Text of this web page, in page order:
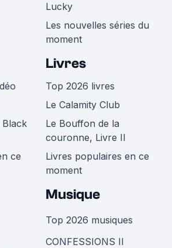
Lucky
Les nouvelles séries du
moment
Black
ce
Livres
Top 2026 livres
Le Calamity Club
Le Bouffon de la
couronne, Livre II
Livres populaires en ce
moment
Musique
Top 2026 musiques
CONFESSIONS II